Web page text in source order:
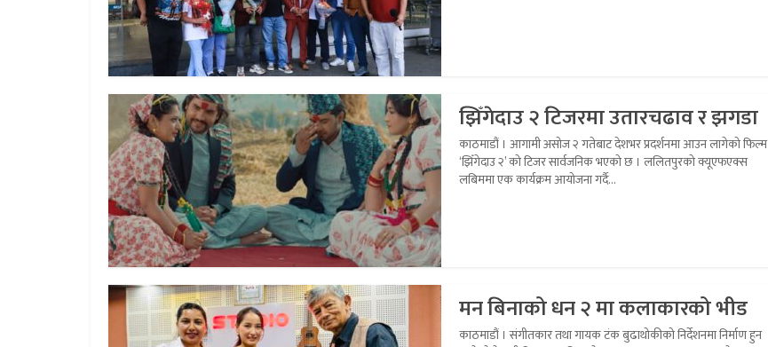
झिँगेदाउ २ टिजरमा उतारचढाव र झगडा
काठमाडौं । आगामी असोज २ गतेबाट देशभर प्रदर्शनमा आउन लागेको फिल्म
‘झिँगेदाउ २’ को टिजर सार्वजनिक भएको छ । ललितपुरको क्यूएफएक्स
लबिममा एक कार्यक्रम आयोजना गर्दै...
मन बिनाको धन २ मा कलाकारको भीड
काठमाडौं । संगीतकार तथा गायक टंक बुढाथोकीको निर्देशनमा निर्माण हुन